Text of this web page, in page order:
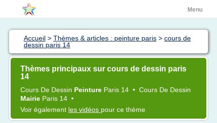
Menu
Accueil > Thèmes & articles : peinture paris > cours de
dessin paris 14
Thèmes principaux sur cours de dessin paris
14
Cours De Dessin Peinture Paris 14 • Cours De Dessin
Mairie Paris 14 •
Voir également les vidéos pour ce thème